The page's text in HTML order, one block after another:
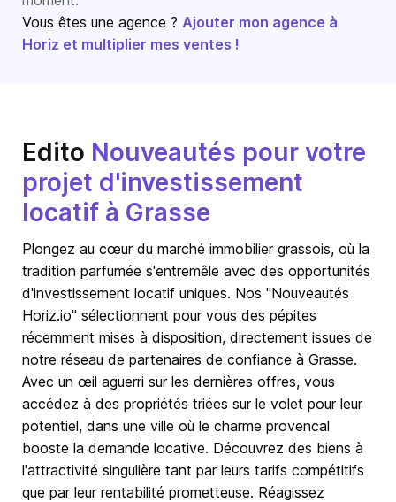
Vous êtes une agence ? Ajouter mon agence à
Horiz et multiplier mes ventes !
Edito Nouveautés pour votre
projet d'investissement
locatif à Grasse
Plongez au cœur du marché immobilier grassois, où la
tradition parfumée s'entremêle avec des opportunités
d'investissement locatif uniques. Nos "Nouveautés
Horiz.io" sélectionnent pour vous des pépites
récemment mises à disposition, directement issues de
notre réseau de partenaires de confiance à Grasse.
Avec un œil aguerri sur les dernières offres, vous
accédez à des propriétés triées sur le volet pour leur
potentiel, dans une ville où le charme provencal
booste la demande locative. Découvrez des biens à
l'attractivité singulière tant par leurs tarifs compétitifs
que par leur rentabilité prometteuse. Réagissez